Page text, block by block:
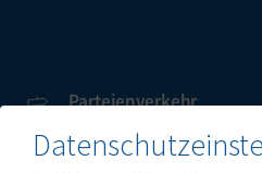
Parteienverkehr